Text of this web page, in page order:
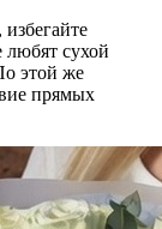
сухой
этой же
прямых